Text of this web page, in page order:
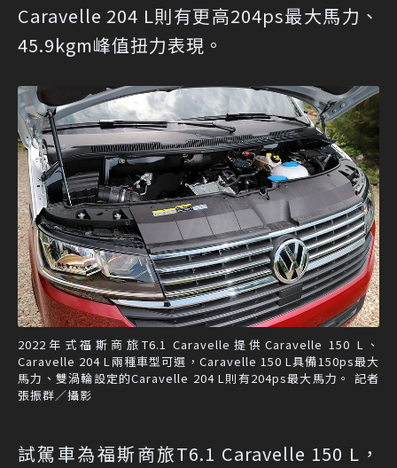
Caravelle 204 L則有更高204ps最大馬力、
45.9kgm峰值扭力表現。
2022年式福斯商旅T6.1 Caravelle提供Caravelle 150 L、
Caravelle 204 L兩種車型可選，Caravelle 150 L具備150ps最大
馬力、雙渦輪設定的Caravelle 204 L則有204ps最大馬力。 記者
張振群／攝影
試駕車為福斯商旅T6.1 Caravelle 150 L，